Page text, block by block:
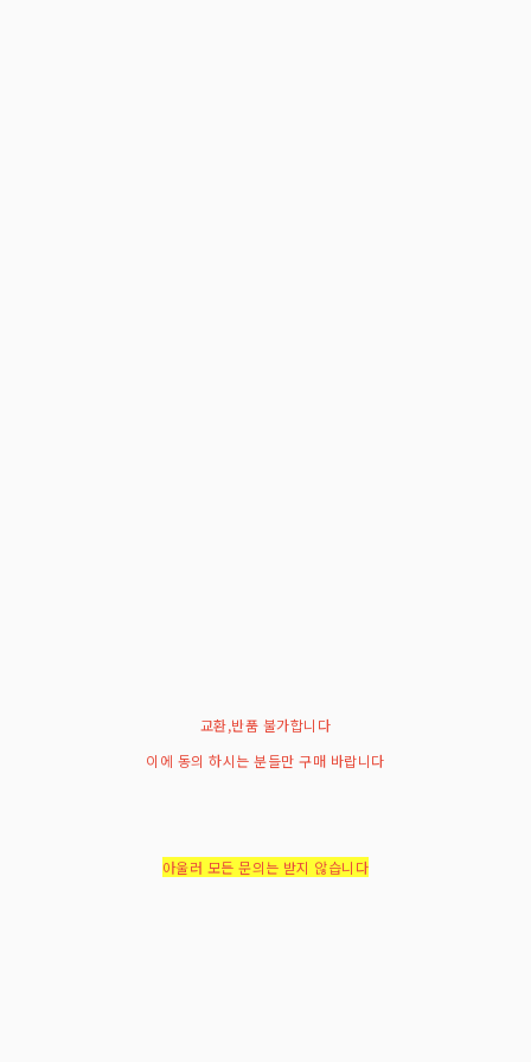
교환,반품 불가합니다
이에 동의 하시는 분들만 구매 바랍니다
아울러 모든 문의는 받지 않습니다